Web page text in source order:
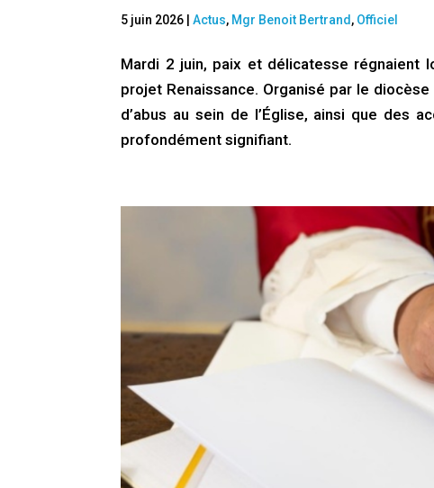
5 juin 2026 |Actus, Mgr Benoit Bertrand , Officiel
Mardi 2 juin, paix et délicatesse régnaient
projet Renaissance. Organisé par le
d’abus au sein de l’Église, ainsi que des
profondément signifiant.